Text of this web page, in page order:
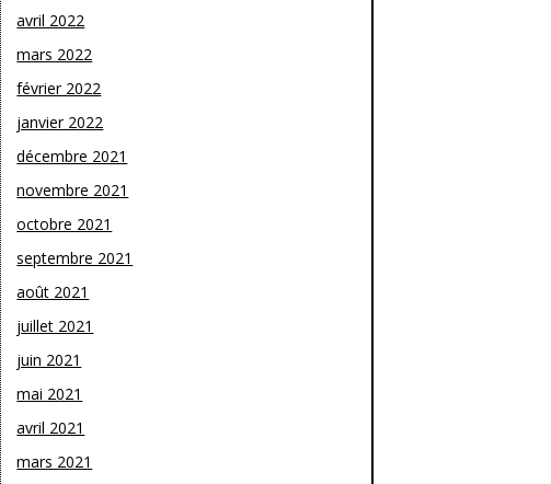
avril 2022
mars 2022
février 2022
janvier 2022
décembre 2021
novembre 2021
octobre 2021
septembre 2021
août 2021
juillet 2021
juin 2021
mai 2021
avril 2021
mars 2021